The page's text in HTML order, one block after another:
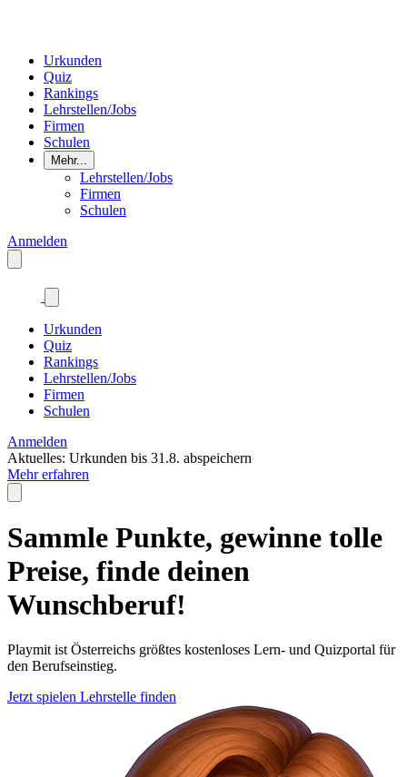
Urkunden
Quiz
Rankings
Lehrstellen/Jobs
Firmen
Schulen
Mehr...
Lehrstellen/Jobs
Firmen
Schulen
Anmelden
Urkunden
Quiz
Rankings
Lehrstellen/Jobs
Firmen
Schulen
Anmelden
Aktuelles: Urkunden bis 31.8. abspeichern
Mehr erfahren
Sammle Punkte, gewinne tolle
Preise, finde deinen
Wunschberuf!
Playmit ist Österreichs größtes kostenloses Lern- und Quizportal für
den Berufseinstieg.
Jetzt spielen Lehrstelle finden